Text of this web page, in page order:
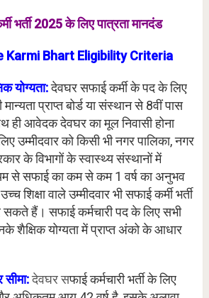
भर्ती 2025 के लिए पात्रता मानदंड
Karmi Bhart Eligibility Criteria
योग्यता:देवघर सफाई कर्मी के पद के लिए
मान्यता प्राप्त बोर्ड या संस्थान से 8वीं पास
ही आवेदक देवघर का मूल निवासी होना
उम्मीदवार को किसी भी नगर पालिका, नगर
के विभागों के स्वास्थ्य संस्थानों में
से सफाई का कम से कम 1 वर्ष का अनुभव
शिक्षा वाले उम्मीदवार भी सफाई कर्मी भर्ती
हैं। सफाई कर्मचारी पद के लिए सभी
शैक्षिक योग्यता में प्राप्त अंको के आधार
सीमा:देवघर सफाई कर्मचारी भर्ती के लिए